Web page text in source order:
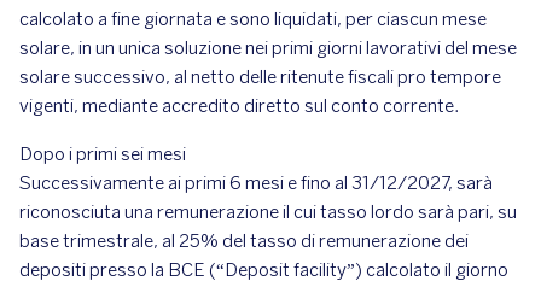
calcolato a fine giornata e sono liquidati, per ciascun mese
solare, in un unica soluzione nei primi giorni lavorativi del mese
solare successivo, al netto delle ritenute fiscali pro tempore
vigenti, mediante accredito diretto sul conto corrente.
Dopo i primi sei mesi
Successivamente ai primi 6 mesi e fino al 31/12/2027, sarà
riconosciuta una remunerazione il cui tasso lordo sarà pari, su
base trimestrale, al 25% del tasso di remunerazione dei
depositi presso la BCE (“Deposit facility”) calcolato il giorno